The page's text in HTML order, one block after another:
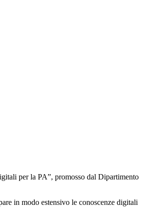
per la PA”, promosso dal Dipartimento
in modo estensivo le conoscenze digitali